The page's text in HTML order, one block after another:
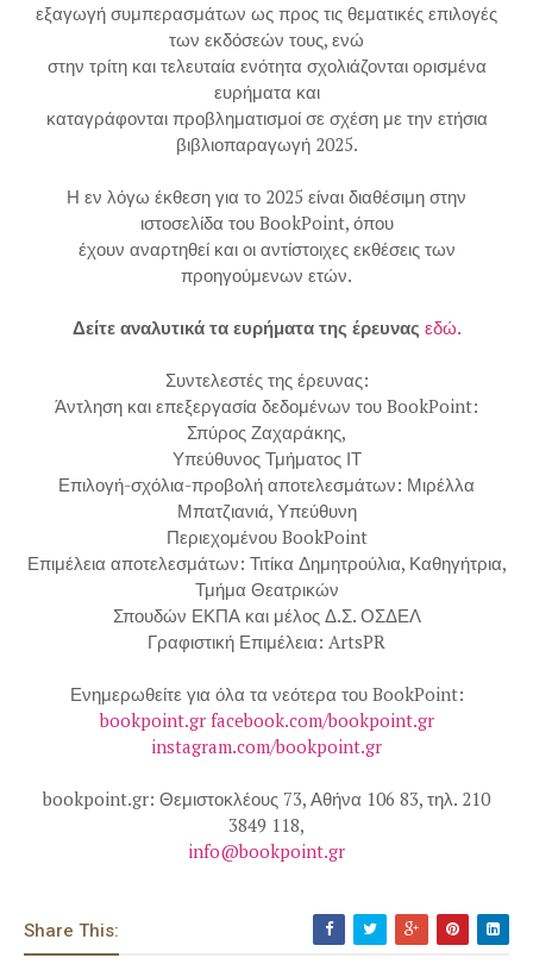
εξαγωγή συμπερασμάτων ως προς τις θεματικές επιλογές
των εκδόσεών τους, ενώ
στην τρίτη και τελευταία ενότητα σχολιάζονται ορισμένα
ευρήματα και
καταγράφονται προβληματισμοί σε σχέση με την ετήσια
βιβλιοπαραγωγή 2025.
Η εν λόγω έκθεση για το 2025 είναι διαθέσιμη στην
ιστοσελίδα του BookPoint, όπου
έχουν αναρτηθεί και οι αντίστοιχες εκθέσεις των
προηγούμενων ετών.
Δείτε αναλυτικά τα ευρήματα της έρευνας εδώ.
Συντελεστές της έρευνας:
Άντληση και επεξεργασία δεδομένων του BookPoint:
Σπύρος Ζαχαράκης,
Υπεύθυνος Τμήματος ΙΤ
Επιλογή-σχόλια-προβολή αποτελεσμάτων: Μιρέλλα
Μπατζιανιά, Υπεύθυνη
Περιεχομένου BookPoint
Επιμέλεια αποτελεσμάτων: Τιτίκα Δημητρούλια, Καθηγήτρια,
Τμήμα Θεατρικών
Σπουδών ΕΚΠΑ και μέλος Δ.Σ. ΟΣΔΕΛ
Γραφιστική Επιμέλεια: ArtsPR
Ενημερωθείτε για όλα τα νεότερα του BookPoint:
bookpoint.gr facebook.com/bookpoint.gr
instagram.com/bookpoint.gr
bookpoint.gr: Θεμιστοκλέους 73, Αθήνα 106 83, τηλ. 210
3849 118,
info@bookpoint.gr
Share This: